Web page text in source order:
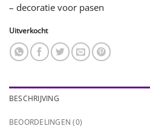
– decoratie voor pasen
Uitverkocht
BESCHRIJVING
BEOORDELINGEN (0)